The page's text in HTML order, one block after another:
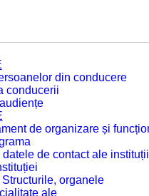
din conducere
conducerii
de organizare și
datele de contact ale
Structurile, organele
ale